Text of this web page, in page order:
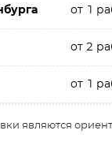
от 1
от 2
от 1
являются